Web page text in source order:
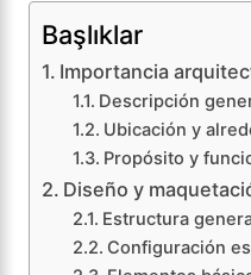
Başlıklar
Importancia
Descripción
Ubicación y
Propósito y
Diseño y
Estructura
Configuración